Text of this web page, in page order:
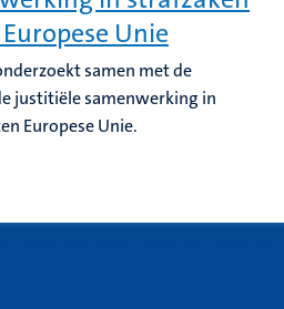
Unie
samen met de
justitiële samenwerking in
Europese Unie.